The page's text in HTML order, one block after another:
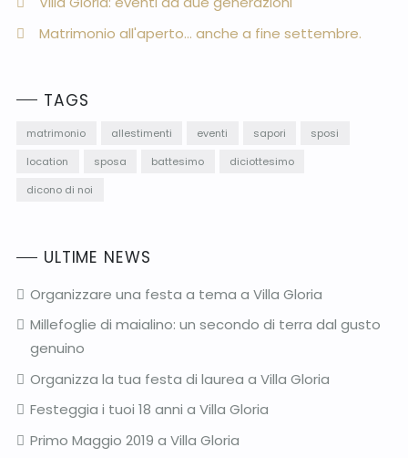
Matrimonio all'aperto... anche a fine settembre.
TAGS
matrimonio allestimenti eventi sapori
sposi
location
sposa battesimo
diciottesimo
dicono di noi
ULTIME NEWS
Organizzare una festa a tema a Villa Gloria
Millefoglie di maialino: un secondo di terra dal gusto
genuino
Organizza la tua festa di laurea a Villa Gloria
Festeggia i tuoi 18 anni a Villa Gloria
Primo Maggio 2019 a Villa Gloria